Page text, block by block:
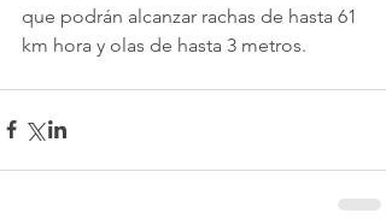
que podrán alcanzar rachas de hasta 61
km hora y olas de hasta 3 metros.